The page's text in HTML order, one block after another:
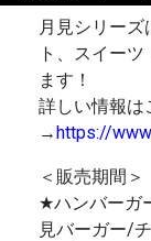
月見シリー
ト、スイー
ます！
詳しい情報は
→https://
＜販売期間＞
★ハンバーガ
見バーガー/